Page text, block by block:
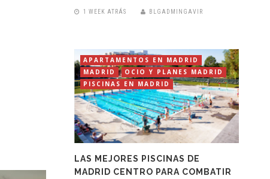
1 WEEK ATRÁS BLGADMINGAVIR
APARTAMENTOS EN MADRID
MADRID
OCIO Y PLANES MADRID
PISCINAS EN MADRID
LAS MEJORES PISCINAS DE
MADRID CENTRO PARA COMBATIR